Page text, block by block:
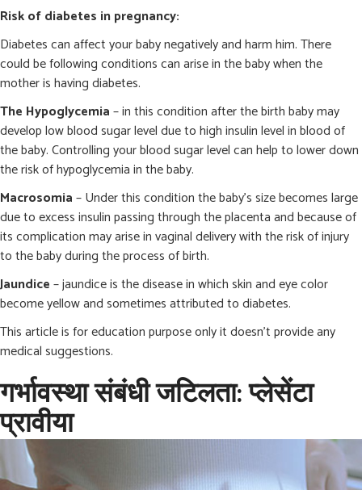
Risk of diabetes in pregnancy:
Diabetes can affect your baby negatively and harm him. There
could be following conditions can arise in the baby when the
mother is having diabetes.
The Hypoglycemia– in this condition after the birth baby may
develop low blood sugar level due to high insulin level in blood of
the baby. Controlling your blood sugar level can help to lower down
the risk of hypoglycemia in the baby.
Macrosomia– Under this condition the baby’s size becomes large
due to excess insulin passing through the placenta and because of
its complication may arise in vaginal delivery with the risk of injury
to the baby during the process of birth.
Jaundice– jaundice is the disease in which skin and eye color
become yellow and sometimes attributed to diabetes.
This article is for education purpose only it doesn’t provide any
medical suggestions.
गर्भावस्था संबंधी जटिलता: प्लेसेंटा
प्रावीया